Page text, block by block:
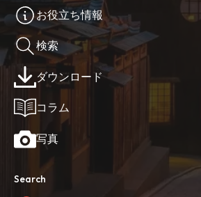
お役立ち情報
検索
ダウンロード
コラム
写真
Search